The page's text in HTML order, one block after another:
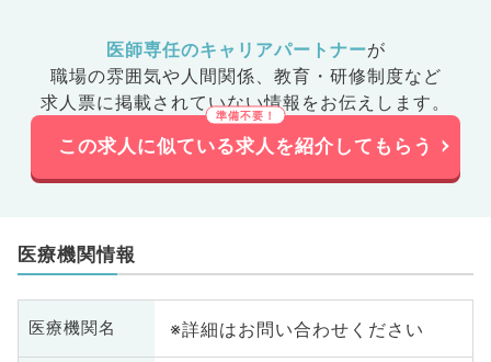
医師専任のキャリアパートナーが
職場の雰囲気や人間関係、 教育・研修制度など
求人票に掲載されていない情報をお伝えします。
この求人に似ている求人を紹介してもらう
医療機関情報
医療機関名 ※詳細はお問い合わせください